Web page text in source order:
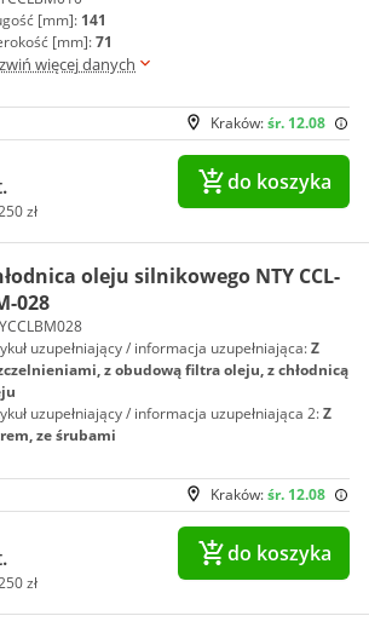
[mm]: 141
[mm]:71
więcej danych
Kraków:śr. 12.08
zł
do koszyka
oleju silnikowego NTY CCL-
028
uzupełniający / informacja uzupełniająca:Z
z obudową filtra oleju, z chłodnicą
uzupełniający / informacja uzupełniająca 2:Z
ze śrubami
Kraków:śr. 12.08
zł
do koszyka